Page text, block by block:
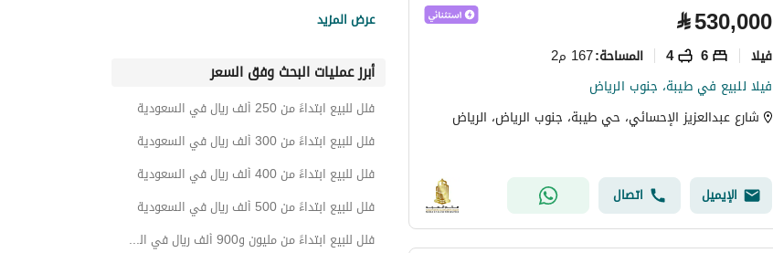
⃁530,000
فیلا 6
4 المساحة:167 م2
فيلا للبيع في طيبة، جنوب الرياض
شارع عبدالعزيز الإحسائي، حي طيبة، جنوب الرياض، الرياض
الإيميل اتصال
عرض المزيد
أبرز عمليات البحث وفق السعر
فلل للبيع ابتداءً من 250 ألف ريال في السعودية
فلل للبيع ابتداءً من 300 ألف ريال في السعودية
فلل للبيع ابتداءً من 400 ألف ريال في السعودية
فلل للبيع ابتداءً من 500 ألف ريال في السعودية
فلل للبيع ابتداءً من مليون و900 ألف ريال في السعودية